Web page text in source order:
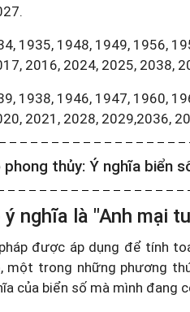
1935, 1948, 1949, 1956,
2016, 2024, 2025, 2038,
1938, 1946, 1947, 1960,
2021, 2028, 2029,2036,
phong thủy: Ý nghĩa biển
nghĩa là "Anh mại
được áp dụng để tính
một trong những phương
của biển số mà mình đang